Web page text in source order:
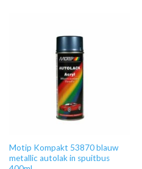
Motip Kompakt 53870 blauw
metallic autolak in spuitbus